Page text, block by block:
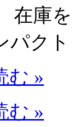
在庫
パク
む »
む »